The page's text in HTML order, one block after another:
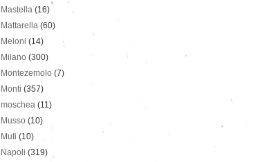
Mastella (16)
Mattarella (60)
Meloni (14)
Milano (300)
Montezemolo (7)
Monti (357)
moschea (11)
Musso (10)
Muti (10)
Napoli (319)